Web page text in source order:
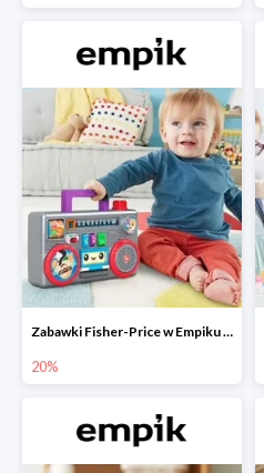
Zabawki Fisher-Price w Empiku do -20%
20%